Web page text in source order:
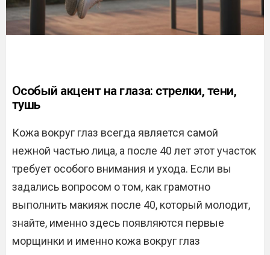
Особый акцент на глаза: стрелки, тени,
тушь
Кожа вокруг глаз всегда является самой
нежной частью лица, а после 40 лет этот участок
требует особого внимания и ухода. Если вы
задались вопросом о том, как грамотно
выполнить макияж после 40, который молодит,
знайте, именно здесь появляются первые
морщинки и именно кожа вокруг глаз